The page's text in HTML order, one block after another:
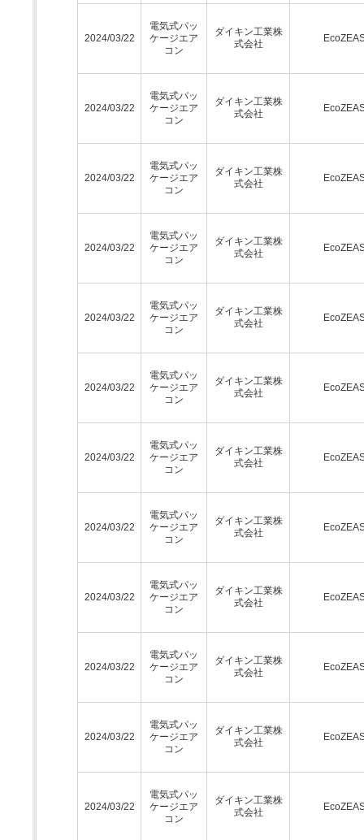
2024/03/22
電気式パッ
ケージエア
コン
ダイキン工業株
式会社
2024/03/22
電気式パッ
ケージエア
コン
ダイキン工業株
式会社
2024/03/22
電気式パッ
ケージエア
コン
ダイキン工業株
式会社
2024/03/22
電気式パッ
ケージエア
コン
ダイキン工業株
式会社
2024/03/22
電気式パッ
ケージエア
コン
ダイキン工業株
式会社
2024/03/22
電気式パッ
ケージエア
コン
ダイキン工業株
式会社
2024/03/22
電気式パッ
ケージエア
コン
ダイキン工業株
式会社
2024/03/22
電気式パッ
ケージエア
コン
ダイキン工業株
式会社
2024/03/22
電気式パッ
ケージエア
コン
ダイキン工業株
式会社
2024/03/22
電気式パッ
ケージエア
コン
ダイキン工業株
式会社
2024/03/22
電気式パッ
ケージエア
コン
ダイキン工業株
式会社
2024/03/22
電気式パッ
ケージエア
コン
ダイキン工業株
式会社